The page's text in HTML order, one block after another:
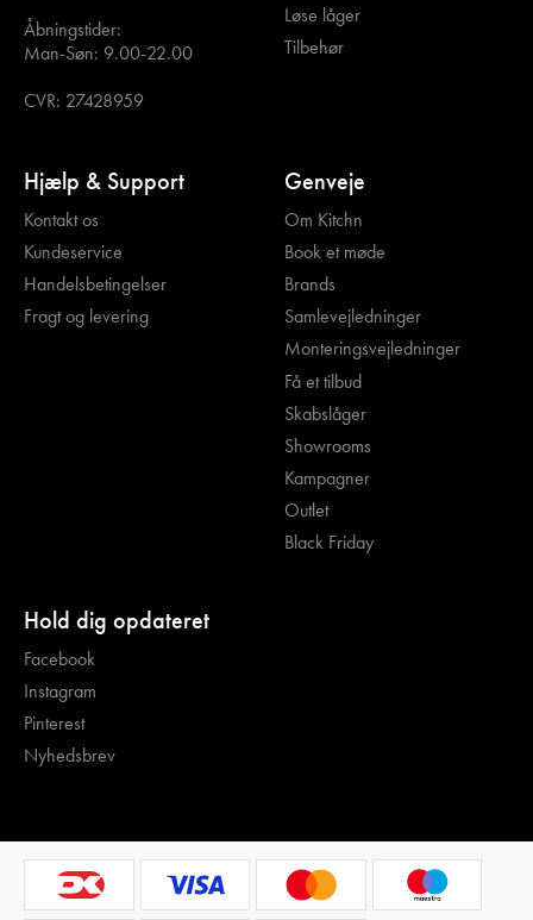
Åbningstider:
Man-Søn: 9.00-22.00
CVR: 27428959
Løse låger
Tilbehør
Hjælp & Support
Kontakt os
Kundeservice
Handelsbetingelser
Fragt og levering
Genveje
Om Kitchn
Book et møde
Brands
Samlevejledninger
Monteringsvejledninger
Få et tilbud
Skabslåger
Showrooms
Kampagner
Outlet
Black Friday
Hold dig opdateret
Facebook
Instagram
Pinterest
Nyhedsbrev